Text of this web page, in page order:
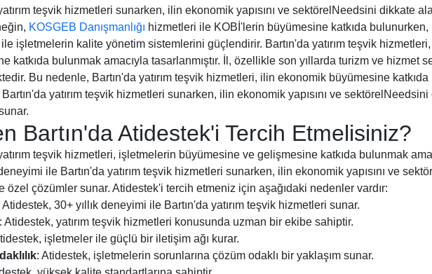
teşvik hizmetleri sunarken, ilin ekonomik yapısını ve sektörelNeedsini dikkate
KOSGEB Danışmanlığı hizmetleri ile KOBİ'lerin büyümesine katkıda bulunurken,
işletmelerin kalite yönetim sistemlerini güçlendirir. Bartın'da yatırım teşvik
katkıda bulunmak amacıyla tasarlanmıştır. İl, özellikle son yıllarda turizm ve hizmet
Bu nedenle, Bartın'da yatırım teşvik hizmetleri, ilin ekonomik büyümesine katkıda
yatırım teşvik hizmetleri sunarken, ilin ekonomik yapısını ve
Bartın'da Atidestek'i Tercih Etmelisiniz?
teşvik hizmetleri, işletmelerin büyümesine ve gelişmesine katkıda bulunmak
ile Bartın'da yatırım teşvik hizmetleri sunarken, ilin ekonomik yapısını ve
özel çözümler sunar. Atidestek'i tercih etmeniz için aşağıdaki nedenler vardır:
Atidestek, 30+ yıllık deneyimi ile Bartın'da yatırım teşvik hizmetleri sunar.
: Atidestek, yatırım teşvik hizmetleri konusunda uzman bir ekibe sahiptir.
işletmeler ile güçlü bir iletişim ağı kurar.
: Atidestek, işletmelerin sorunlarına çözüm odaklı bir yaklaşım sunar.